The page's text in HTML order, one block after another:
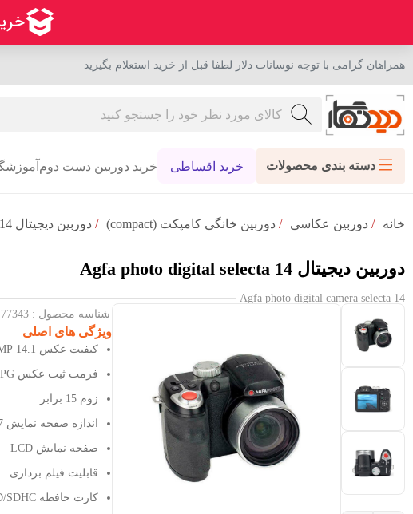
همراهان گرامی با توجه نوسانات دلار لطفا قبل از خرید استعلام بگیرید
دسته بندی محصولات خرید اقساطی خرید دوربین دست دوم
خانه / دوربین عکاسی / دوربین خانگی کامپکت (compact) / دوربین دیجیتال Agfa photo digital selecta 14
دوربین دیجیتال Agfa photo digital selecta 14
Agfa photo digital camera selecta 14
شناسه محصول : 77343
ویژگی های اصلی
کیفیت عکس 14.1 MP
فرمت ثبت عکس JPG
زوم 15 برابر
اندازه صفحه نمایش 2.7 اینچ
صفحه نمایش LCD
قابلیت فیلم برداری
کارت حافظه SD/SDHC